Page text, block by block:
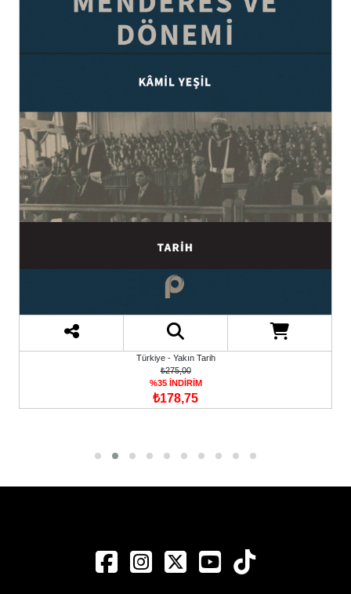
Türkiye - Yakın Tarih
₺275,00
%35 İNDİRİM
₺178,75